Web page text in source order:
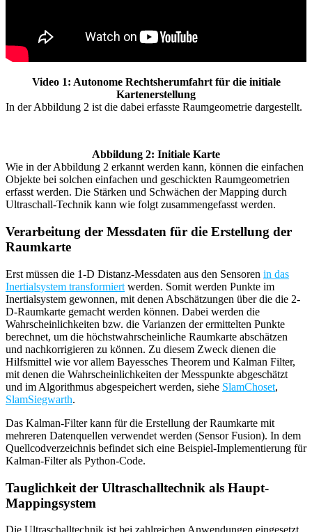
Video 1: Autonome Rechtsherumfahrt für die initiale
Kartenerstellung
In der Abbildung 2 ist die dabei erfasste Raumgeometrie dargestellt.
Abbildung 2: Initiale Karte
Wie in der Abbildung 2 erkannt werden kann, können die einfachen
Objekte bei solchen einfachen und geschickten Raumgeometrien
erfasst werden. Die Stärken und Schwächen der Mapping durch
Ultraschall-Technik kann wie folgt zusammengefasst werden.
Verarbeitung der Messdaten für die Erstellung der
Raumkarte
Erst müssen die 1-D Distanz-Messdaten aus den Sensoren in das
Inertialsystem transformiert werden. Somit werden Punkte im
Inertialsystem gewonnen, mit denen Abschätzungen über die die 2-
D-Raumkarte gemacht werden können. Dabei werden die
Wahrscheinlichkeiten bzw. die Varianzen der ermittelten Punkte
berechnet, um die höchstwahrscheinliche Raumkarte abschätzen
und nachkorrigieren zu können. Zu diesem Zweck dienen die
Hilfsmittel wie vor allem Bayessches Theorem und Kalman Filter,
mit denen die Wahrscheinlichkeiten der Messpunkte abgeschätzt
und im Algorithmus abgespeichert werden, siehe SlamChoset,
SlamSiegwarth.
Das Kalman-Filter kann für die Erstellung der Raumkarte mit
mehreren Datenquellen verwendet werden (Sensor Fusion). In dem
Quellcodverzeichnis befindet sich eine Beispiel-Implementierung für
Kalman-Filter als Python-Code.
Tauglichkeit der Ultraschalltechnik als Haupt-
Mappingsystem